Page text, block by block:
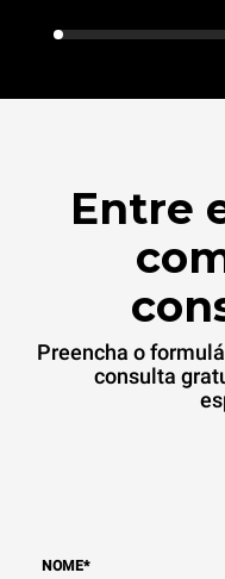
Entre
Preencha o
consulta
NOME*